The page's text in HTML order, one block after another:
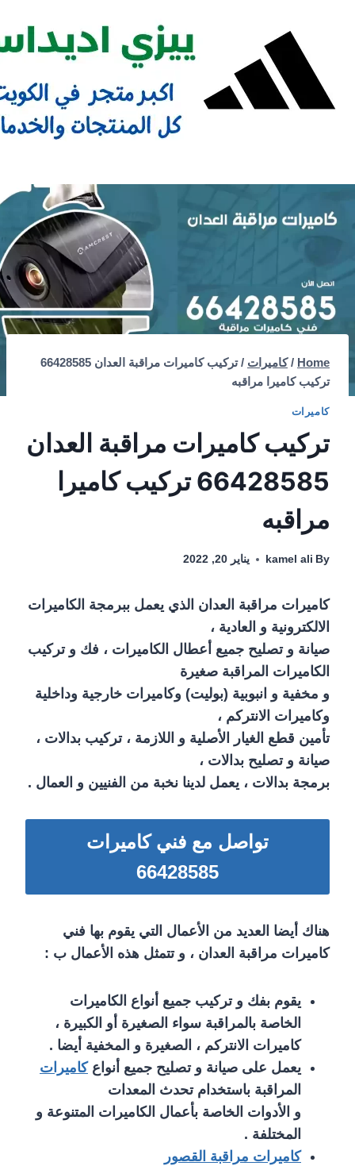
content
Home
/ كاميرات /
تركيب كاميرات مراقبة العدان 66428585
تركيب كاميرا مراقبه
كاميرات
تركيب كاميرات مراقبة العدان
66428585 تركيب كاميرا
مراقبه
By
kamel ali يناير 20, 2022
كاميرات مراقبة العدان الذي يعمل ببرمجة الكاميرات
الالكترونية و العادية ،
صيانة و تصليح جميع أعطال الكاميرات ، فك و تركيب
الكاميرات المراقبة صغيرة
و مخفية و انبوبية (بوليت) وكاميرات خارجية وداخلية
وكاميرات الانتركم ،
تأمين قطع الغيار الأصلية و اللازمة ، تركيب بدالات ،
صيانة و تصليح بدالات ،
برمجة بدالات ، يعمل لدينا نخبة من الفنيين و العمال .
تواصل مع فني كاميرات
66428585
هناك أيضا العديد من الأعمال التي يقوم بها فني
كاميرات مراقبة العدان ، و تتمثل هذه الأعمال ب :
يقوم بفك و تركيب جميع أنواع الكاميرات
الخاصة بالمراقبة سواء الصغيرة أو الكبيرة ،
كاميرات الانتركم ، الصغيرة و المخفية أيضا .
يعمل على صيانة و تصليح جميع أنواعكاميرات
المراقبة باستخدام تحدث المعدات
و الأدوات الخاصة بأعمال الكاميرات المتنوعة و
المختلفة .
كاميرات مراقبة القصور